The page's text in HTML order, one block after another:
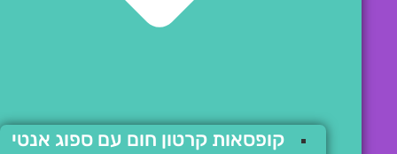
קופסאות קרטון חום עם ספוג אנטי